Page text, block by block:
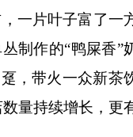
一片叶子富了一
制作的“鸭屎香”
，带火一众新茶
量持续增长，更